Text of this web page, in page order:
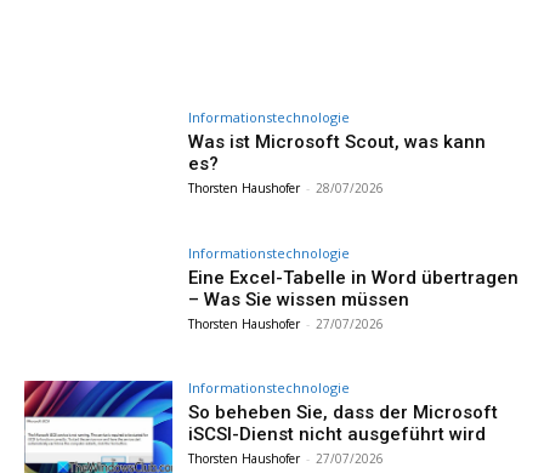
Informationstechnologie
Was ist Microsoft Scout, was kann
es?
Thorsten Haushofer - 28/07/2026
Informationstechnologie
Eine Excel-Tabelle in Word übertragen
– Was Sie wissen müssen
Thorsten Haushofer - 27/07/2026
Informationstechnologie
So beheben Sie, dass der Microsoft
iSCSI-Dienst nicht ausgeführt wird
Thorsten Haushofer - 27/07/2026